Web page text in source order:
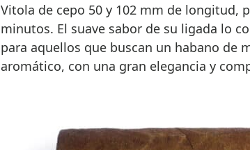
Vitola de cepo 50 y 102 mm de longitud,
minutos. El suave sabor de su ligada lo
para aquellos que buscan un habano de
aromático, con una gran elegancia y